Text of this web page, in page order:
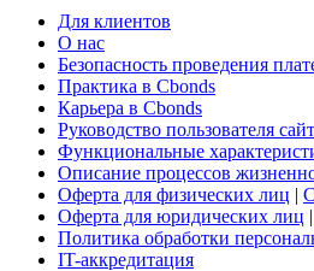
Для клиентов
О нас
Безопасность проведения
Практика в Cbonds
Карьера в Cbonds
Руководство пользователя
Функциональные
Описание процессов
Оферта для физических лиц |
Оферта для юридических лиц |
Политика обработки
IT-аккредитация